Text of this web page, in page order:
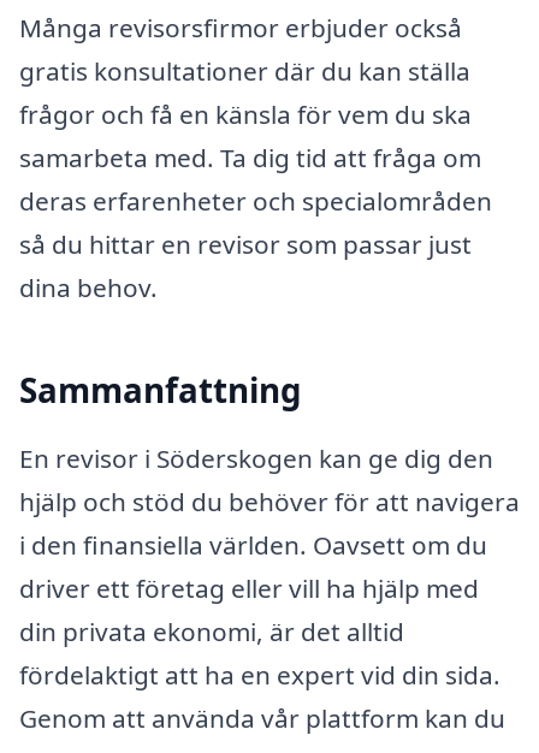
Många revisorsfirmor erbjuder också
gratis konsultationer där du kan ställa
frågor och få en känsla för vem du ska
samarbeta med. Ta dig tid att fråga om
deras erfarenheter och specialområden
så du hittar en revisor som passar just
dina behov.
Sammanfattning
En revisor i Söderskogen kan ge dig den
hjälp och stöd du behöver för att navigera
i den finansiella världen. Oavsett om du
driver ett företag eller vill ha hjälp med
din privata ekonomi, är det alltid
fördelaktigt att ha en expert vid din sida.
Genom att använda vår plattform kan du